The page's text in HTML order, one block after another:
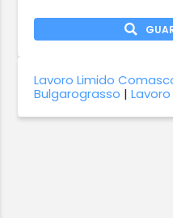
Lavoro Limido
Bulgarograsso |